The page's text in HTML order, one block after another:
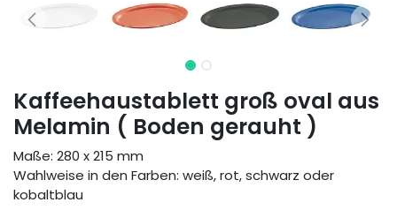
Kaffeehaustablett groß oval aus
Melamin ( Boden gerauht )
Maße: 280 x 215 mm
Wahlweise in den Farben: weiß, rot, schwarz oder
kobaltblau